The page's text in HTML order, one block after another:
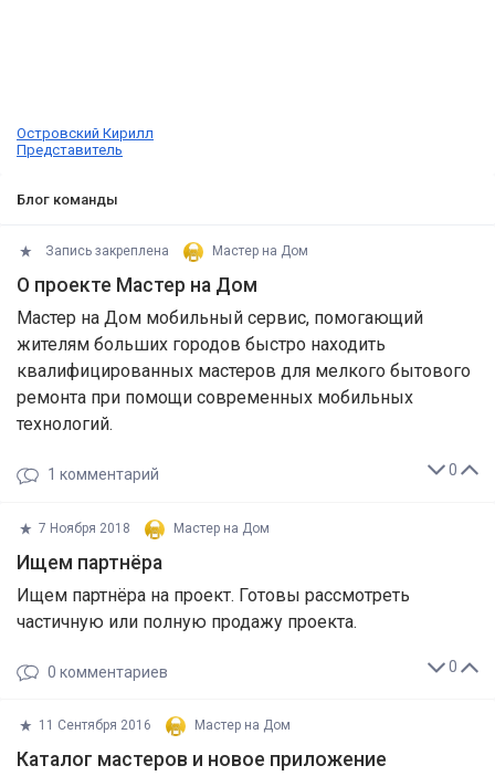
Островский Кирилл
Представитель
Блог команды
Запись закреплена Мастер на Дом
О проекте Мастер на Дом
Мастер на Дом мобильный сервис, помогающий
жителям больших городов быстро находить
квалифицированных мастеров для мелкого бытового
ремонта при помощи современных мобильных
технологий.
0
1 комментарий
7 Ноября 2018 Мастер на Дом
Ищем партнёра
Ищем партнёра на проект. Готовы рассмотреть
частичную или полную продажу проекта.
0
0 комментариев
11 Сентября 2016 Мастер на Дом
Каталог мастеров и новое приложение